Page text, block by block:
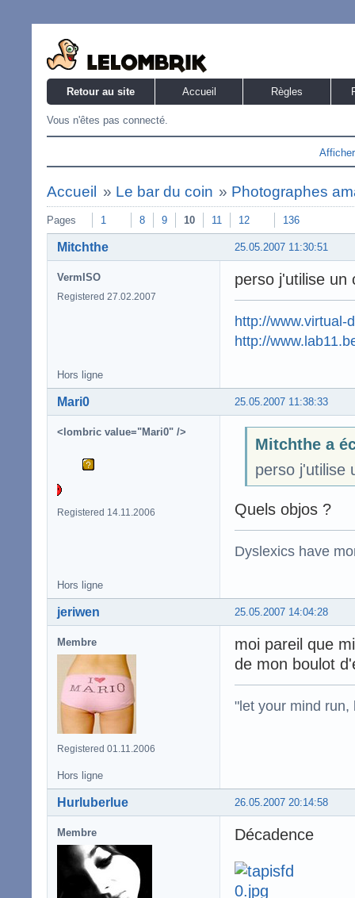
Retour au site Accueil Règles
Vous n'êtes pas connecté.
Accueil » Le bar du coin » Photographes
Pages 1 8 9 10 11 12 136
25.05.2007 11:30:51
Mitchthe
VermISO
Registered 27.02.2007
perso j'utilise un
http://www.virtual-
http://
Hors ligne
25.05.2007 11:38:33
Mari0
<lombric value="Mari0" />
Registered 14.11.2006
Mitchthe a
perso j'utilise
Quels objos ?
Dyslexics have
Hors ligne
25.05.2007 14:04:28
jeriwen
Membre
Registered 01.11.2006
moi pareil que
de mon boulot
"let your mind run,
Hors ligne
26.05.2007 20:14:58
Hurluberlue
Membre Décadence